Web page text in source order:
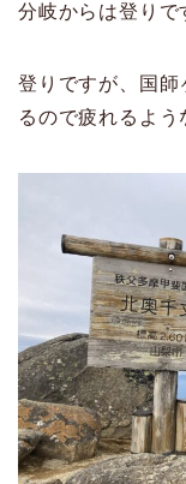
分岐からは登りで
登りですが、国師
るので疲れるよ